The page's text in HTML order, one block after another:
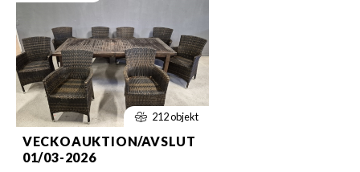
212 objekt
VECKOAUKTION/AVSLUT
01/03-2026